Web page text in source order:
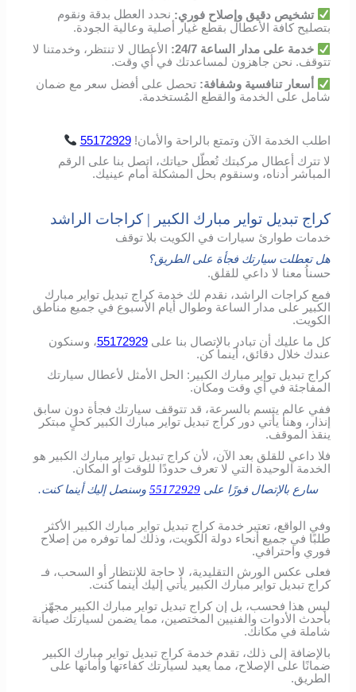
تشخيص دقيق وإصلاح فوري: نحدد العطل بدقة ونقوم
بتصليح كافة الأعطال بقطع غيار أصلية وعالية الجودة.
خدمة على مدار الساعة 24/7: الأعطال لا تنتظر، وخدمتنا لا
تتوقف. نحن جاهزون لمساعدتك في أي وقت.
أسعار تنافسية وشفافة: تحصل على أفضل سعر مع ضمان
شامل على الخدمة والقطع المُستخدمة.
اطلب الخدمة الآن وتمتع بالراحة والأمان!
55172929
لا تترك أعطال مركبتك تُعطّل حياتك، اتصل بنا على الرقم
المباشر أدناه، وسنقوم بحل المشكلة أمام عينيك.
كراج تبديل تواير مبارك الكبير | كراجات الراشد
خدمات طوارئ سيارات في الكويت بلا توقف
هل تعطلت سيارتك فجأة على الطريق؟
حسناُ معنا لا داعي للقلق.
فمع كراجات الراشد، نقدم لك خدمة كراج تبديل تواير مبارك
الكبير على مدار الساعة وطوال أيام الأسبوع في جميع مناطق
الكويت.
كل ما عليك أن تبادر بالإتصال بنا على55172929، وسنكون
عندك خلال دقائق، أينما كن.
كراج تبديل تواير مبارك الكبير: الحل الأمثل لأعطال سيارتك
المفاجئة في أي وقت ومكان.
ففي عالم يتسم بالسرعة، قد تتوقف سيارتك فجأة دون سابق
إنذار، وهنا يأتي دور كراج تبديل تواير مبارك الكبير كحلٍ مبتكر
ينقذ الموقف.
فلا داعي للقلق بعد الآن، لأن كراج تبديل تواير مبارك الكبير هو
الخدمة الوحيدة التي لا تعرف حدودًا للوقت أو المكان.
سارع بالإتصال فورًا على 55172929 وسنصل إليك أينما كنت.
وفي الواقع، تعتبر خدمة كراج تبديل تواير مبارك الكبير الأكثر
طلبًا في جميع أنحاء دولة الكويت، وذلك لما توفره من إصلاح
فوري واحترافي.
فعلى عكس الورش التقليدية، لا حاجة للانتظار أو السحب، فـ
كراج تبديل تواير مبارك الكبير يأتي إليك أينما كنت.
ليس هذا فحسب، بل إن كراج تبديل تواير مبارك الكبير مجهّز
بأحدث الأدوات والفنيين المختصين، مما يضمن لسيارتك صيانة
شاملة في مكانك.
بالإضافة إلى ذلك، تقدم خدمة كراج تبديل تواير مبارك الكبير
ضمانًا على الإصلاح، مما يعيد لسيارتك كفاءتها وأمانها على
الطريق.